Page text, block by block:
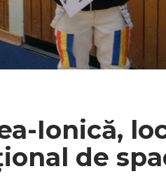
Ionică,
de